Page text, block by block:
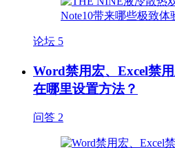
论坛 5
Word禁用宏、Excel禁
在哪里设置方法？
问答 2